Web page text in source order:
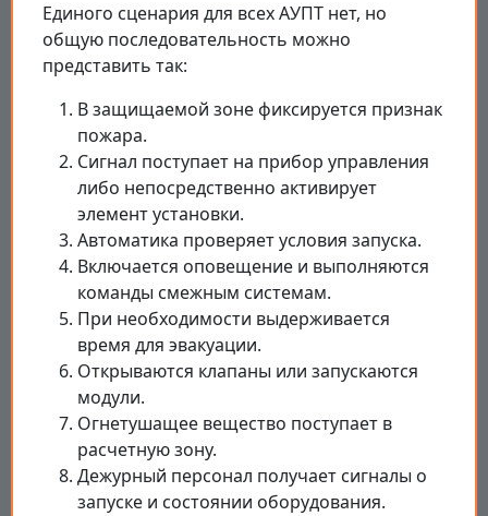
Единого сценария для всех АУПТ нет, но
общую последовательность можно
представить так:
В защищаемой зоне фиксируется признак
пожара.
Сигнал поступает на прибор управления
либо непосредственно активирует
элемент установки.
Автоматика проверяет условия запуска.
Включается оповещение и выполняются
команды смежным системам.
При необходимости выдерживается
время для эвакуации.
Открываются клапаны или запускаются
модули.
Огнетушащее вещество поступает в
расчетную зону.
Дежурный персонал получает сигналы о
запуске и состоянии оборудования.